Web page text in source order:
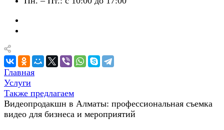
Главная
Услуги
Также предлагаем
Видеопродакшн в Алматы: профессиональная съемка
видео для бизнеса и мероприятий